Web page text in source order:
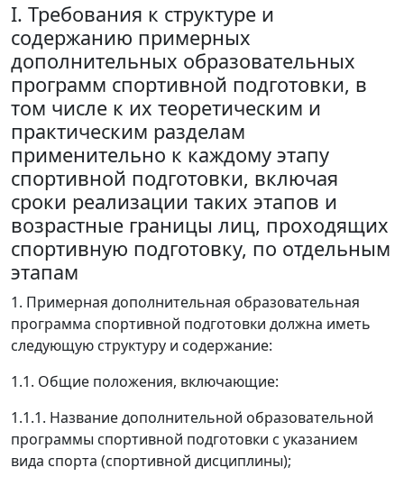
I. Требования к структуре и
содержанию примерных
дополнительных образовательных
программ спортивной подготовки, в
том числе к их теоретическим и
практическим разделам
применительно к каждому этапу
спортивной подготовки, включая
сроки реализации таких этапов и
возрастные границы лиц, проходящих
спортивную подготовку, по отдельным
этапам
1. Примерная дополнительная образовательная
программа спортивной подготовки должна иметь
следующую структуру и содержание:
1.1. Общие положения, включающие:
1.1.1. Название дополнительной образовательной
программы спортивной подготовки с указанием
вида спорта (спортивной дисциплины);